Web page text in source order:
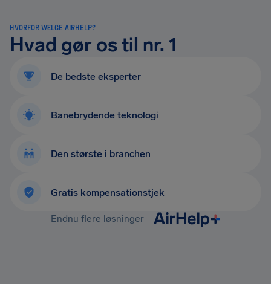
HVORFOR VÆLGE AIRHELP?
Hvad gør os til nr. 1
De bedste eksperter
Banebrydende teknologi
Den største i branchen
Gratis kompensationstjek
Endnu flere løsninger